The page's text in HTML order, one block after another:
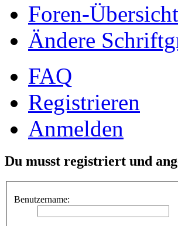
Foren-Übersicht
Ändere
FAQ
Registrieren
Anmelden
Du musst registriert und
Benutzername: